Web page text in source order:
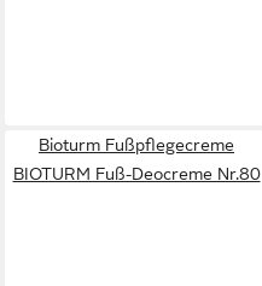
Bioturm Fußpflegecreme
BIOTURM Fuß-Deocreme Nr.80